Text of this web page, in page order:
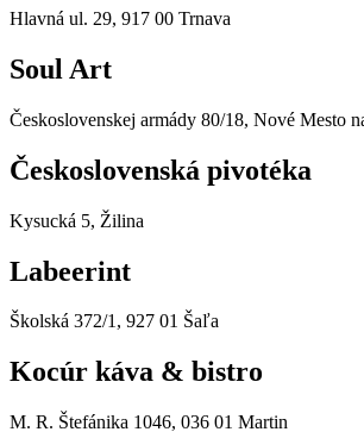
Hlavná ul. 29, 917 00 Trnava
Soul Art
Československej armády 80/18, Nové Mesto
Československá pivotéka
Kysucká 5, Žilina
Labeerint
Školská 372/1, 927 01 Šaľa
Kocúr káva & bistro
M. R. Štefánika 1046, 036 01 Martin